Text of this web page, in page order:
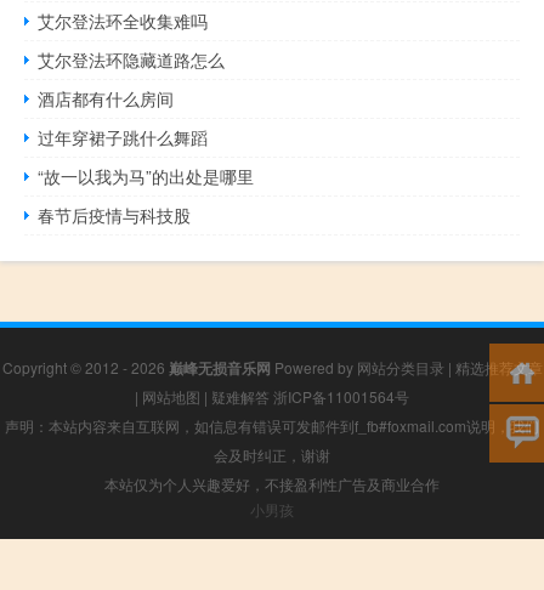
艾尔登法环全收集难吗
艾尔登法环隐藏道路怎么
酒店都有什么房间
过年穿裙子跳什么舞蹈
“故一以我为马”的出处是哪里
春节后疫情与科技股
Copyright © 2012 - 2026 巅峰无损音乐网 Powered by 网站分类目录 | 精选推荐文章
| 网站地图 | 疑难解答 浙ICP备11001564号
声明：本站内容来自互联网，如信息有错误可发邮件到f_fb#foxmail.com说明，我们
会及时纠正，谢谢
本站仅为个人兴趣爱好，不接盈利性广告及商业合作
小男孩